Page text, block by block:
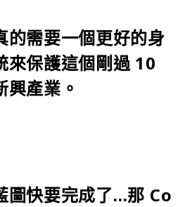
的需要一個更好的身
來保護這個剛過 10
興產業。
圖快要完成了…那 Co